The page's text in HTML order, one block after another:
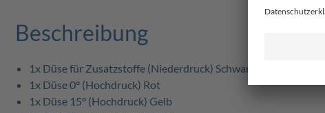
Beschreibung
1x Düse für Zusatzstoffe (Niederdruck) Schwarz
1x Düse 0° (Hochdruck) Rot
1x Düse 15° (Hochdruck) Gelb